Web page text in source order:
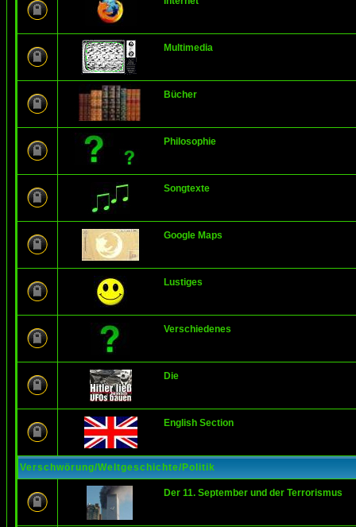
Multimedia
Bücher
Philosophie
Songtexte
Google Maps
Lustiges
Verschiedenes
Die
English Section
Verschwörung/Weltgeschichte/Politik
Der 11. September und der Terrorismus